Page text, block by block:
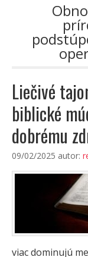
Liečivé
biblické
dobrému
09/02/2025 autor:
viac dominujú